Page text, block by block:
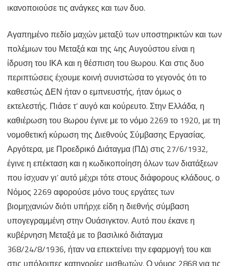
ικανοποιούσε τις ανάγκες και των δυο.
Αγαπημένο πεδίο μαχών μεταξύ των υποστηρικτών και των
πολέμιων του Μεταξά και της 4ης Αυγούστου είναι η
ίδρυση του ΙΚΑ και η θέσπιση του 8ωρου. Και στις δυο
περιπτώσεις έχουμε κοινή συνιστώσα το γεγονός ότι το
καθεστώς ΔΕΝ ήταν ο εμπνευστής, ήταν όμως ο
εκτελεστής. Πιάσε τ’ αυγό και κούρευτο. Στην Ελλάδα, η
καθιέρωση του 8ωρου έγινε με το νόμο 2269 το 1920, με τη
νομοθετική κύρωση της Διεθνούς Σύμβασης Εργασίας.
Αργότερα, με Προεδρικό Διάταγμα (ΠΔ) στις 27/6/1932,
έγινε η επέκταση και η κωδικοποίηση όλων των διατάξεων
που ίσχυαν γι’ αυτό μέχρι τότε στους διάφορους κλάδους. ο
Νόμος 2269 αφορούσε μόνο τους εργάτες των
βιομηχανιών διότι υπήρχε είδη η διεθνής σύμβαση
υπογεγραμμένη στην Ουάσιγκτον. Αυτό που έκανε η
κυβέρνηση Μεταξά με το βασιλικό διάταγμα
368/24/8/1936, ήταν να επεκτείνει την εφαρμογή του και
στις υπόλοιπες κατηγορίες μισθωτών. Ο νόμος 2868 για τις